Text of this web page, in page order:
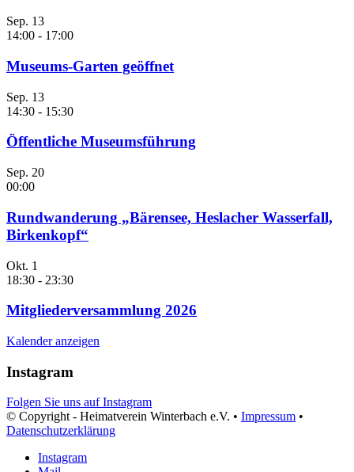
Sep. 13
14:00 - 17:00
Museums-Garten geöffnet
Sep. 13
14:30 - 15:30
Öffentliche Museumsführung
Sep. 20
00:00
Rundwanderung „Bärensee, Heslacher Wasserfall,
Birkenkopf“
Okt. 1
18:30 - 23:30
Mitgliederversammlung 2026
Kalender anzeigen
Instagram
Folgen Sie uns auf Instagram
© Copyright - Heimatverein Winterbach e.V. • Impressum •
Datenschutzerklärung
Instagram